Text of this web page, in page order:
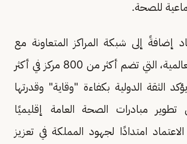
للصحة.
إضافةً إلى شبكة المراكز المتعاونة مع
منظمة الصحة العالمية، التي تضم أكثر من 800 مركز في أكثر
ويؤكد الثقة الدولية بكفاءة "وقاية" وقدرتها
مبادرات الصحة العامة إقليميًا
الاعتماد امتدادًا لجهود المملكة في تعزيز